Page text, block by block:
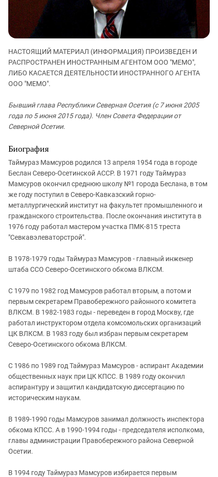
ЗАСТАВЛЯЕТ
КАВКАЗ ЗА ПАЛЕСТИНУ
ИНАКОМЫСЛИЕ В ЧЕЧНЕ
ПРЕСЛЕДОВАНИЕ АКТИВИСТОВ
МОБИЛИЗАЦИЯ И ПРОТЕСТЫ
Дагестан
Ингушетия
Кабардино-Балкария
Калмыкия
Краснодарский край
Российская Федерация
Ростовская область
СКФО
Ставропольский край
Чечня
Южная Осетия
Южный Кавказ
ЮФО
НАСТОЯЩИЙ МАТЕРИАЛ (ИНФОРМАЦИЯ) ПРОИЗВЕДЕН И
РАСПРОСТРАНЕН ИНОСТРАННЫМ АГЕНТОМ ООО "МЕМО",
ЛИБО КАСАЕТСЯ ДЕЯТЕЛЬНОСТИ ИНОСТРАННОГО АГЕНТА
ООО "МЕМО".
Бывший глава Республики Северная Осетия (с 7 июня 2005
года по 5 июня 2015 года). Член Совета Федерации от
Северной Осетии.
Биография
Таймураз Мамсуров родился 13 апреля 1954 года в городе
Беслан Северо-Осетинской АССР. В 1971 году Таймураз
Мамсуров окончил среднюю школу №1 города Беслана, в том
же году поступил в Северо-Кавказский горно-
металлургический институт на факультет промышленного и
гражданского строительства. После окончания института в
1976 году работал мастером участка ПМК-815 треста
"Севкавэлеваторстрой".
В 1978-1979 годы Таймураз Мамсуров - главный инженер
штаба ССО Северо-Осетинского обкома ВЛКСМ.
С 1979 по 1982 год Мамсуров работал вторым, а потом и
первым секретарем Правобережного районного комитета
ВЛКСМ. В 1982-1983 годы - переведен в город Москву, где
работал инструктором отдела комсомольских организаций
ЦК ВЛКСМ. В 1983 году был избран первым секретарем
Северо-Осетинского обкома ВЛКСМ.
С 1986 по 1989 год Таймураз Мамсуров - аспирант Академии
общественных наук при ЦК КПСС. В 1989 году окончил
аспирантуру и защитил кандидатскую диссертацию по
историческим наукам.
В 1989-1990 годы Мамсуров занимал должность инспектора
обкома КПСС. А в 1990-1994 годы - председателя исполкома,
главы администрации Правобережного района Северной
Осетии.
В 1994 году Таймураз Мамсуров избирается первым